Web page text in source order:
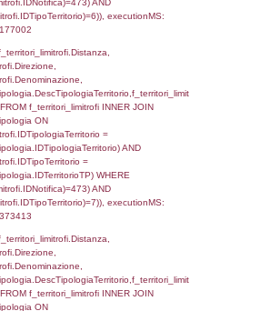
INNER JOIN
=
=
SELECT
'; ') AS DescAltro,
INNER JOIN
=
=
)
= 473 ) AND